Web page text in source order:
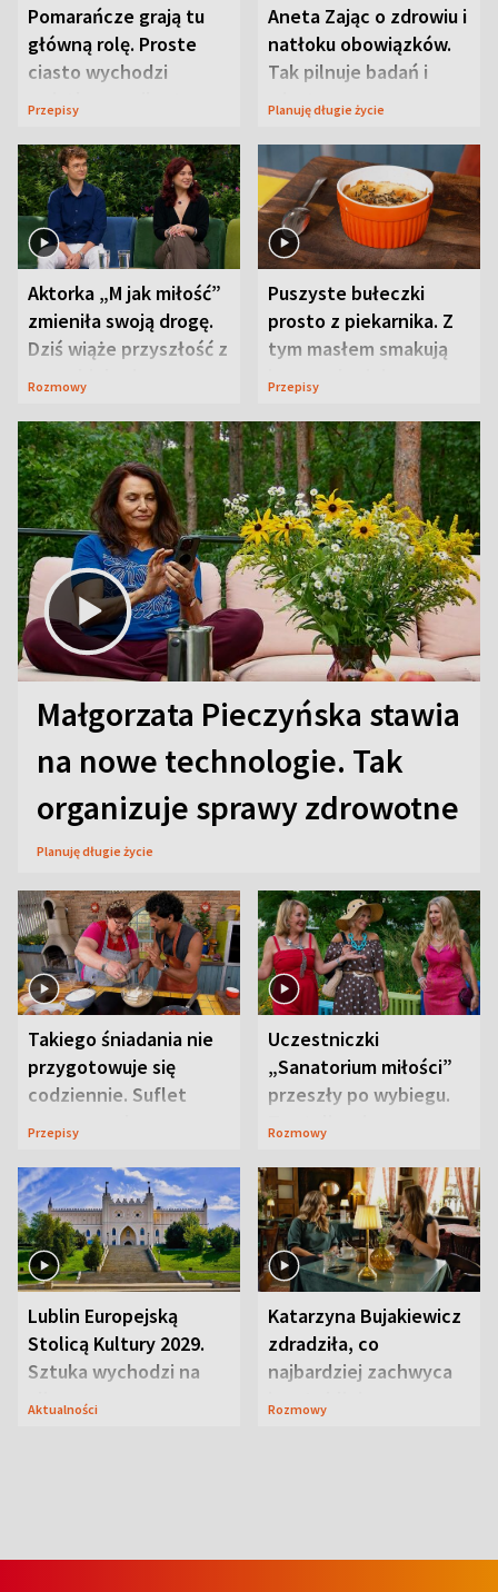
Pomarańcze grają tu
główną rolę. Proste
ciasto wychodzi
wyjątkowo wilgotne
Przepisy
Aneta Zając o zdrowiu i
natłoku obowiązków.
Tak pilnuje badań i
wizyt
Planuję długie życie
Aktorka „M jak miłość”
zmieniła swoją drogę.
Dziś wiąże przyszłość z
neurobiologią
Rozmowy
Puszyste bułeczki
prosto z piekarnika. Z
tym masłem smakują
jeszcze lepiej
Przepisy
Małgorzata Pieczyńska stawia
na nowe technologie. Tak
organizuje sprawy zdrowotne
Planuję długie życie
Takiego śniadania nie
przygotowuje się
codziennie. Suflet
serowy zachwyca
Przepisy
Uczestniczki
„Sanatorium miłości”
przeszły po wybiegu.
Te stylizacje
Rozmowy
Lublin Europejską
Stolicą Kultury 2029.
Sztuka wychodzi na
ulice
Aktualności
Katarzyna Bujakiewicz
zdradziła, co
najbardziej zachwyca
ją w Lublinie
Rozmowy